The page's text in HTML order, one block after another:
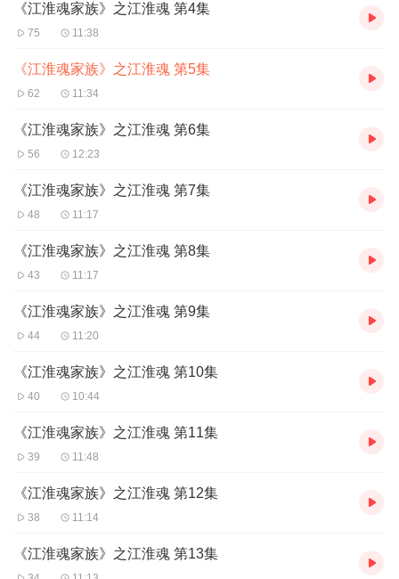
《江淮魂家族》之江淮魂 第4集
75 11:38
《江淮魂家族》之江淮魂 第5集
62 11:34
《江淮魂家族》之江淮魂 第6集
56 12:23
《江淮魂家族》之江淮魂 第7集
48 11:17
《江淮魂家族》之江淮魂 第8集
43 11:17
《江淮魂家族》之江淮魂 第9集
44 11:20
《江淮魂家族》之江淮魂 第10集
40 10:44
《江淮魂家族》之江淮魂 第11集
39 11:48
《江淮魂家族》之江淮魂 第12集
38 11:14
《江淮魂家族》之江淮魂 第13集